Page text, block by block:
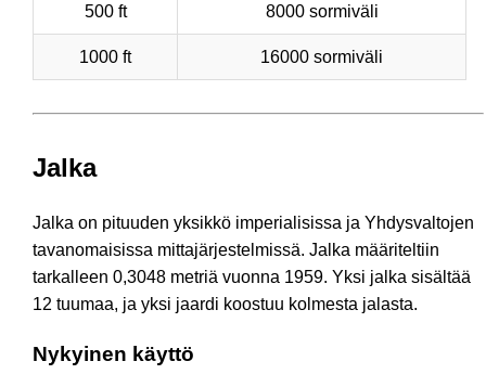
500 ft 8000 sormiväli
1000 ft 16000 sormiväli
Jalka
Jalka on pituuden yksikkö imperialisissa ja Yhdysvaltojen
tavanomaisissa mittajärjestelmissä. Jalka määriteltiin
tarkalleen 0,3048 metriä vuonna 1959. Yksi jalka sisältää
12 tuumaa, ja yksi jaardi koostuu kolmesta jalasta.
Nykyinen käyttö